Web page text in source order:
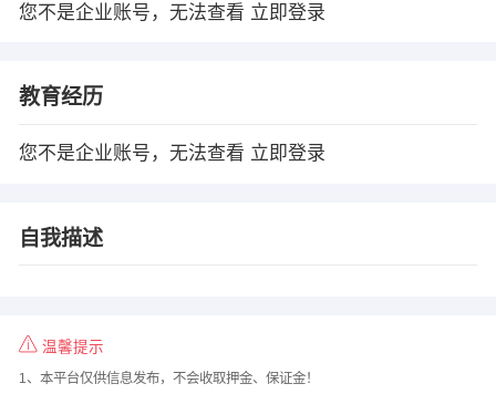
您不是企业账号，无法查看 立即登录
教育经历
您不是企业账号，无法查看 立即登录
自我描述
温馨提示
1、本平台仅供信息发布，不会收取押金、保证金！